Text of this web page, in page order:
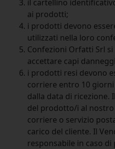
il cartellino
ai prodotti;
i prodotti devono
utilizzati nella loro
Confezioni Orfatti Srl
accettare capi
i prodotti resi devono
corriere entro 10
dalla data di ricezione.
del prodotto/i al
corriere o servizio
carico del cliente. Il
responsabile in caso